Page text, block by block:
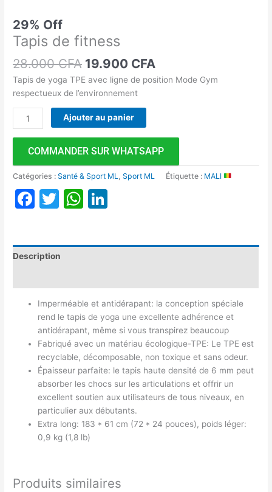
29% Off
Tapis de fitness
28.000CFA 19.900 CFA
Tapis de yoga TPE avec ligne de position Mode Gym
respectueux de l’environnement
Ajouter au panier
COMMANDER SUR WHATSAPP
Catégories :Santé & Sport ML,Sport ML Étiquette : MALI
Facebook
TwitterWhatsApp
Description
Imperméable et antidérapant: la conception spéciale
rend le tapis de yoga une excellente adhérence et
antidérapant, même si vous transpirez beaucoup
Fabriqué avec un matériau écologique-TPE: Le TPE est
recyclable, décomposable, non toxique et sans odeur.
Épaisseur parfaite: le tapis haute densité de 6 mm peut
absorber les chocs sur les articulations et offrir un
excellent soutien aux utilisateurs de tous niveaux, en
particulier aux débutants.
Extra long: 183 * 61 cm (72 * 24 pouces), poids léger:
0,9 kg (1,8 lb)
Produits similaires